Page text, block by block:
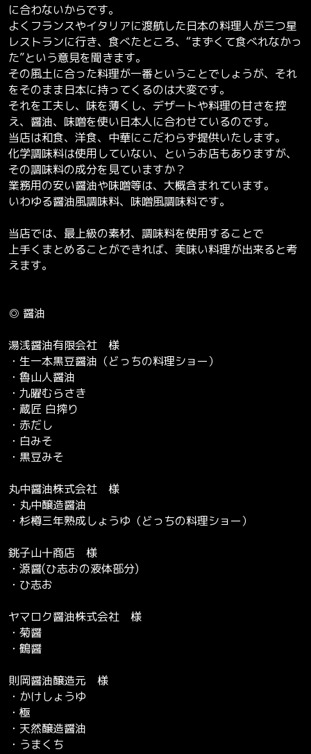
に合わないからです。
よくフランスやイタリアに渡航した日本の料理人が三つ星
レストランに行き、食べたところ、“まずくて食べれなかっ
た”という意見を聞きます。
その風土に合った料理が一番ということでしょうが、それ
をそのまま日本に持ってくるのは大変です。
それを工夫し、味を薄くし、デザートや料理の甘さを控
え、醤油、味噌を使い日本人に合わせているのです。
当店は和食、洋食、中華にこだわらず提供いたします。
化学調味料は使用していない、というお店もありますが、
その調味料の成分を見ていますか？
業務用の安い醤油や味噌等は、大概含まれています。
いわゆる醤油風調味料、味噌風調味料です。
当店では、最上級の素材、調味料を使用することで
上手くまとめることができれば、美味い料理が出来ると考
えます。
◎ 醤油
湯浅醤油有限会社 様
・生一本黒豆醤油（どっちの料理ショー）
・魯山人醤油
・九曜むらさき
・蔵匠 白搾り
・赤だし
・白みそ
・黒豆みそ
丸中醤油株式会社 様
・丸中醸造醤油
・杉樽三年熟成しょうゆ（どっちの料理ショー）
銚子山十商店 様
・源醤(ひ志おの液体部分)
・ひ志お
ヤマロク醤油株式会社 様
・菊醤
・鶴醤
則岡醤油醸造元 様
・かけしょうゆ
・極
・天然醸造醤油
・うまくち